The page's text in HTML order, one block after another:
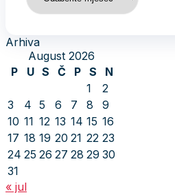
Arhiva
August 2026
P
U S Č P S
N
1
2
3
4 5 6 7 8
9
10 11 12 13 14 15 16
17 18 19 20 21 22 23
24 25 26 27 28 29 30
31
« jul